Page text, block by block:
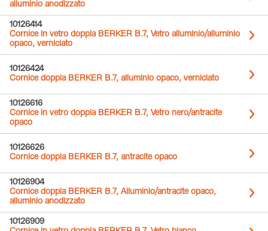
alluminio anodizzato
10126414
Cornice in vetro doppia BERKER B.7, Vetro alluminio/alluminio
opaco, verniciato
10126424
Cornice doppia BERKER B.7, alluminio opaco, verniciato
10126616
Cornice in vetro doppia BERKER B.7, Vetro nero/antracite
opaco
10126626
Cornice doppia BERKER B.7, antracite opaco
10126904
Cornice doppia BERKER B.7, Alluminio/antracite opaco,
alluminio anodizzato
10126909